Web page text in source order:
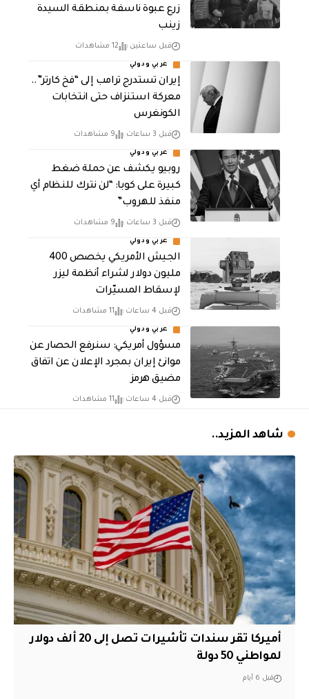
زرع عبوة ناسفة بمنطقة السيدة
زينب
قبل ساعتين 12 مشاهدات
عربي ودولي
إيران تستدرج ترامب إلى “فخ كارتر”..
معركة استنزاف حتى انتخابات
الكونغرس
قبل 3 ساعات 9 مشاهدات
عربي ودولي
روبيو يكشف عن حملة ضغط
كبيرة على كوبا: “لن نترك للنظام أي
منفذ للهروب”
قبل 3 ساعات 9 مشاهدات
عربي ودولي
الجيش الأمريكي يخصص 400
مليون دولار لشراء أنظمة ليزر
لإسقاط المسيّرات
قبل 4 ساعات 11 مشاهدات
عربي ودولي
مسؤول أمريكي: سنرفع الحصار عن
موانئ إيران بمجرد الإعلان عن اتفاق
مضيق هرمز
قبل 4 ساعات 11 مشاهدات
شاهد المزيد..
أميركا تقر سندات تأشيرات تصل إلى 20 ألف دولار
لمواطني 50 دولة
قبل 6 أيام